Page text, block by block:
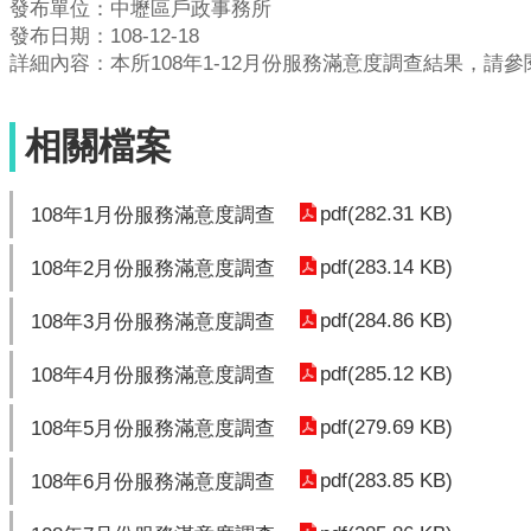
發布單位：中壢區戶政事務所
發布日期：108-12-18
詳細內容：本所108年1-12月份服務滿意度調查結果，請參
相關檔案
108年1月份服務滿意度調查 pdf(282.31 KB)
108年2月份服務滿意度調查 pdf(283.14 KB)
108年3月份服務滿意度調查 pdf(284.86 KB)
108年4月份服務滿意度調查 pdf(285.12 KB)
108年5月份服務滿意度調查 pdf(279.69 KB)
108年6月份服務滿意度調查 pdf(283.85 KB)